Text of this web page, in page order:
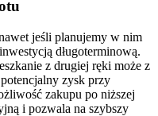
jeśli planujemy w nim
długoterminową.
z drugiej ręki może z
zysk przy
zakupu po niższej
i pozwala na szybszy